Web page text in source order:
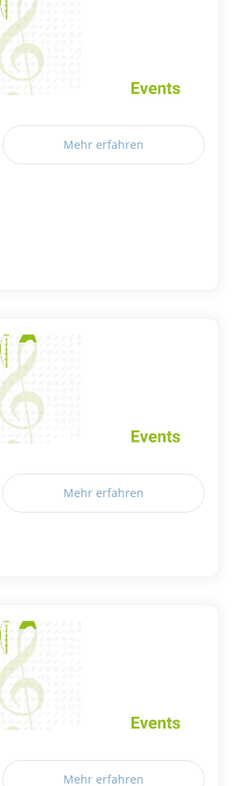
Mehr erfahren
Mehr erfahren
Mehr erfahren